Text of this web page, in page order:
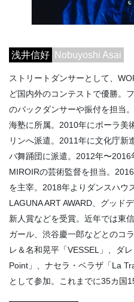
浅井信好 Nobuyoshi Asai
ストリートダンサーとして、
ど国内外のコンテストで優勝。
のバックダンサーや振付を担当
海塾に所属。2010年にポーラ美
リンへ派遣。2011年に文化庁新
バ舞踊団に派遣。2012年〜
MIROIRの芸術監督を担当。
を主宰。2018年よりダンスハウ
LAGUNA ART AWARD、グッド
新人賞などを受賞。近年では東
ガール、渋谷慶一郎などとのコ
レ＆名和晃平「VESSEL」、ダ
Point」、ナセラ・ベラザ「La
として参加。これまでに35カ国